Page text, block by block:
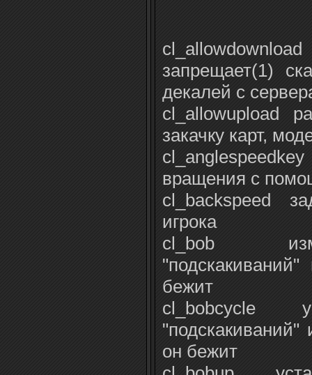
запрещает(1)
декалей с
cl_allowupload
закачку карт,
вращения с
cl_backspeed
игрока
cl_bob
бежит
cl_bobcycle
"подскакиваний"
он бежит